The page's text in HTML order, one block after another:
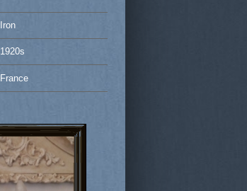
Iron
1920s
France